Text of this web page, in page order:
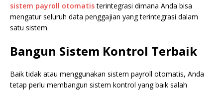
sistem payroll otomatisterintegrasi dimana Anda bisa
mengatur seluruh data penggajian yang terintegrasi dalam
satu sistem.
Bangun Sistem Kontrol Terbaik
Baik tidak atau menggunakan sistem payroll otomatis, Anda
tetap perlu membangun sistem kontrol yang baik salah